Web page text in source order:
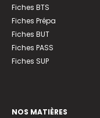
Fiches BTS
Fiches Prépa
Fiches BUT
Fiches PASS
Fiches SUP
NOS MATIÈRES